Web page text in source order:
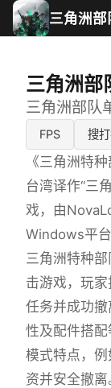
三角洲
三角洲部
三角洲部队
FPS 搜
《三角洲特
台湾译作“三
戏，由
Windows平
三角洲特种
击游戏，玩
任务并成功
性及配件搭
模式特点，例
资并安全撤